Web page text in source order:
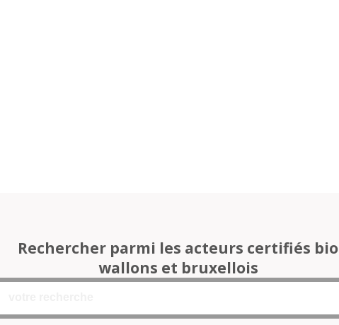
Rechercher parmi les acteurs certifiés bio
wallons et bruxellois